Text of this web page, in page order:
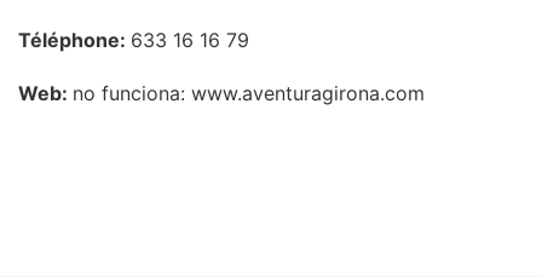
Téléphone: 633 16 16 79
Web: no funciona: www.aventuragirona.com